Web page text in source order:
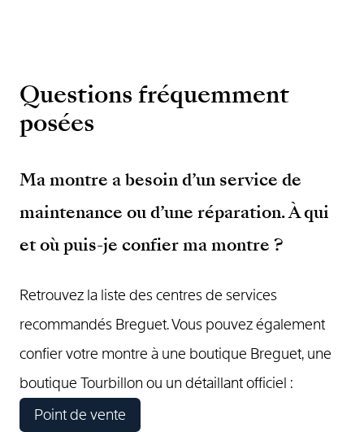
Questions fréquemment
posées
Ma montre a besoin d’un service de
maintenance ou d’une réparation. À qui
et où puis-je confier ma montre ?
Retrouvez la liste des centres de services
recommandés Breguet. Vous pouvez également
confier votre montre à une boutique Breguet, une
boutique Tourbillon ou un détaillant officiel :
Point de vente